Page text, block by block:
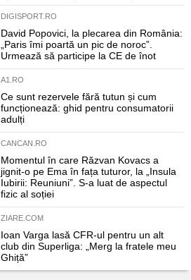
DIGISPORT.RO
David Popovici, la plecarea din România:
„Paris îmi poartă un pic de noroc”.
Urmează să participe la CE de înot
A1.RO
Ce sunt rezervele fără tutun și cum
funcționează: ghid pentru consumatorii
adulți
CANCAN.RO
Momentul în care Răzvan Kovacs a
jignit-o pe Ema în fața tuturor, la „Insula
Iubirii: Reuniuni”. S-a luat de aspectul
fizic al soției
ZIARE.COM
Ioan Varga lasă CFR-ul pentru un alt
club din Superliga: „Merg la fratele meu
Ghiță”